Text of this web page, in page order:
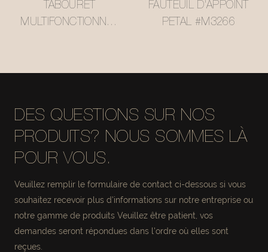
TABOURET
MULTIFONCTIONNEL
BUREAU ODM OEM
MISIRUI
FAUTEUIL D'APPOINT
PETAL #M3266
DES QUESTIONS SUR NOS
PRODUITS? NOUS SOMMES LÀ
POUR VOUS.
Veuillez remplir le formulaire de contact ci-dessous si vous
souhaitez recevoir plus d'informations sur notre entreprise ou
notre gamme de produits Veuillez être patient, vos
demandes seront répondues dans l'ordre où elles sont
reçues.